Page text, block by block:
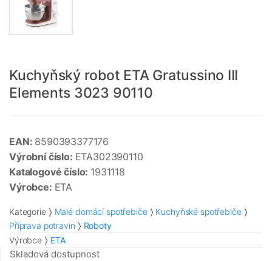
Kuchyňský robot ETA Gratussino III
Elements 3023 90110
EAN: 8590393377176
Výrobní číslo: ETA302390110
Katalogové číslo: 1931118
Výrobce: ETA
Kategorie Malé domácí spotřebiče
Kuchyňské spotřebiče
Příprava potravin
Roboty
Výrobce
ETA
Skladová dostupnost